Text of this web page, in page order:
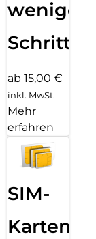
wenigen
Schritten
ab 15,00 €
inkl. MwSt.
Mehr
erfahren
SIM-
Karten